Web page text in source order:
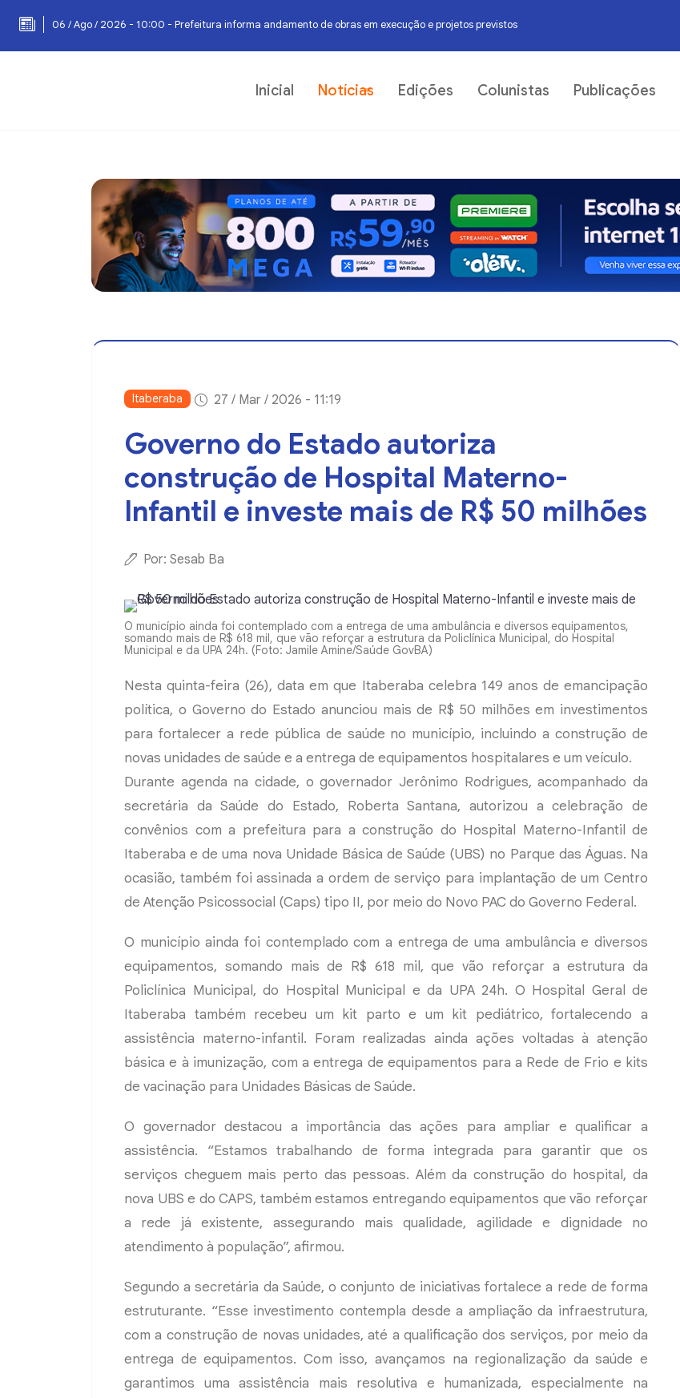
06 / Ago / 2026 - 10:00 - Prefeitura informa andamento de obras em execução e projetos previstos
Inicial Notícias Edições Colunistas Publicações
Itaberaba 27 / Mar / 2026 - 11:19
Governo do Estado autoriza
construção de Hospital Materno-
Infantil e investe mais de R$ 50 milhões
Por: Sesab Ba
O município ainda foi contemplado com a entrega de uma ambulância e diversos equipamentos,
somando mais de R$ 618 mil, que vão reforçar a estrutura da Policlínica Municipal, do Hospital
Municipal e da UPA 24h. (Foto: Jamile Amine/Saúde GovBA)
Nesta quinta-feira (26), data em que Itaberaba celebra 149 anos de emancipação
política, o Governo do Estado anunciou mais de R$ 50 milhões em investimentos
para fortalecer a rede pública de saúde no município, incluindo a construção de
novas unidades de saúde e a entrega de equipamentos hospitalares e um veículo.
Durante agenda na cidade, o governador Jerônimo Rodrigues, acompanhado da
secretária da Saúde do Estado, Roberta Santana, autorizou a celebração de
convênios com a prefeitura para a construção do Hospital Materno-Infantil de
Itaberaba e de uma nova Unidade Básica de Saúde (UBS) no Parque das Águas. Na
ocasião, também foi assinada a ordem de serviço para implantação de um Centro
de Atenção Psicossocial (Caps) tipo II, por meio do Novo PAC do Governo Federal.
O município ainda foi contemplado com a entrega de uma ambulância e diversos
equipamentos, somando mais de R$ 618 mil, que vão reforçar a estrutura da
Policlínica Municipal, do Hospital Municipal e da UPA 24h. O Hospital Geral de
Itaberaba também recebeu um kit parto e um kit pediátrico, fortalecendo a
assistência materno-infantil. Foram realizadas ainda ações voltadas à atenção
básica e à imunização, com a entrega de equipamentos para a Rede de Frio e kits
de vacinação para Unidades Básicas de Saúde.
O governador destacou a importância das ações para ampliar e qualificar a
assistência. “Estamos trabalhando de forma integrada para garantir que os
serviços cheguem mais perto das pessoas. Além da construção do hospital, da
nova UBS e do CAPS, também estamos entregando equipamentos que vão reforçar
a rede já existente, assegurando mais qualidade, agilidade e dignidade no
atendimento à população”, afirmou.
Segundo a secretária da Saúde, o conjunto de iniciativas fortalece a rede de forma
estruturante. “Esse investimento contempla desde a ampliação da infraestrutura,
com a construção de novas unidades, até a qualificação dos serviços, por meio da
entrega de equipamentos. Com isso, avançamos na regionalização da saúde e
garantimos uma assistência mais resolutiva e humanizada, especialmente na